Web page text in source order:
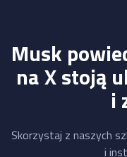
Musk
na X stoją
i
Skorzystaj z naszych
i